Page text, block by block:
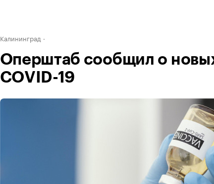
Калининград
Оперштаб сообщил о
COVID-19